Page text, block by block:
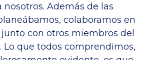
Además de las
colaboramos en
con otros miembros del
Lo que todos comprendimos,